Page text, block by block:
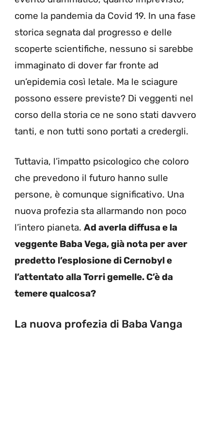
come la pandemia da Covid 19. In una fase
storica segnata dal progresso e delle
scoperte scientifiche, nessuno si sarebbe
immaginato di dover far fronte ad
un’epidemia così letale. Ma le sciagure
possono essere previste? Di veggenti nel
corso della storia ce ne sono stati davvero
tanti, e non tutti sono portati a credergli.
Tuttavia, l’impatto psicologico che coloro
che prevedono il futuro hanno sulle
persone, è comunque significativo. Una
nuova profezia sta allarmando non poco
l’intero pianeta. Ad averla diffusa e la
veggente Baba Vega, già nota per aver
predetto l’esplosione di Cernobyl e
l’attentato alla Torri gemelle. C’è da
temere qualcosa?
La nuova profezia di Baba Vanga